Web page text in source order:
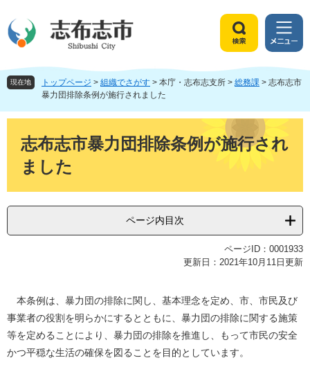
ジ
頭
ュ
飛
索
メ
ニ
ュ
ー
現在地 トップページ > 組織でさがす > 本庁・志布志支所 > 総務課 > 志布志市
暴力団排除条例が施行されました
志布志市暴力団排除条例が施行され
ました
ページ内目次
ページID：0001933
更新日：2021年10月11日更新
本条例は、暴力団の排除に関し、基本理念を定め、市、市民及び
事業者の役割を明らかにするとともに、暴力団の排除に関する施策
等を定めることにより、暴力団の排除を推進し、もって市民の安全
かつ平穏な生活の確保を図ることを目的としています。